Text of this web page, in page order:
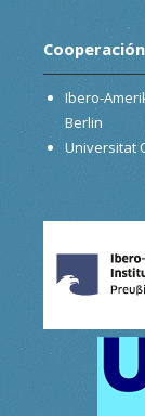
Ibero-
Berlin
Universitat